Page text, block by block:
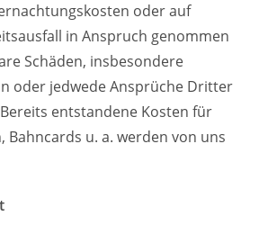
oder auf
in Anspruch genommen
Schäden, insbesondere
oder jedwede Ansprüche Dritter
entstandene Kosten für
Bahncards u. a. werden von uns